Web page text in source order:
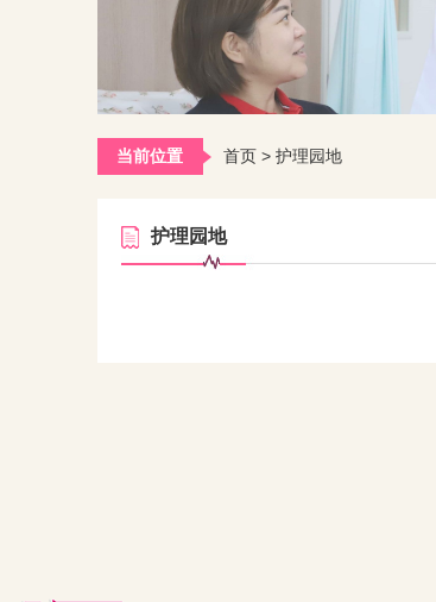
当前位置 首页 > 护理园地
护理园地